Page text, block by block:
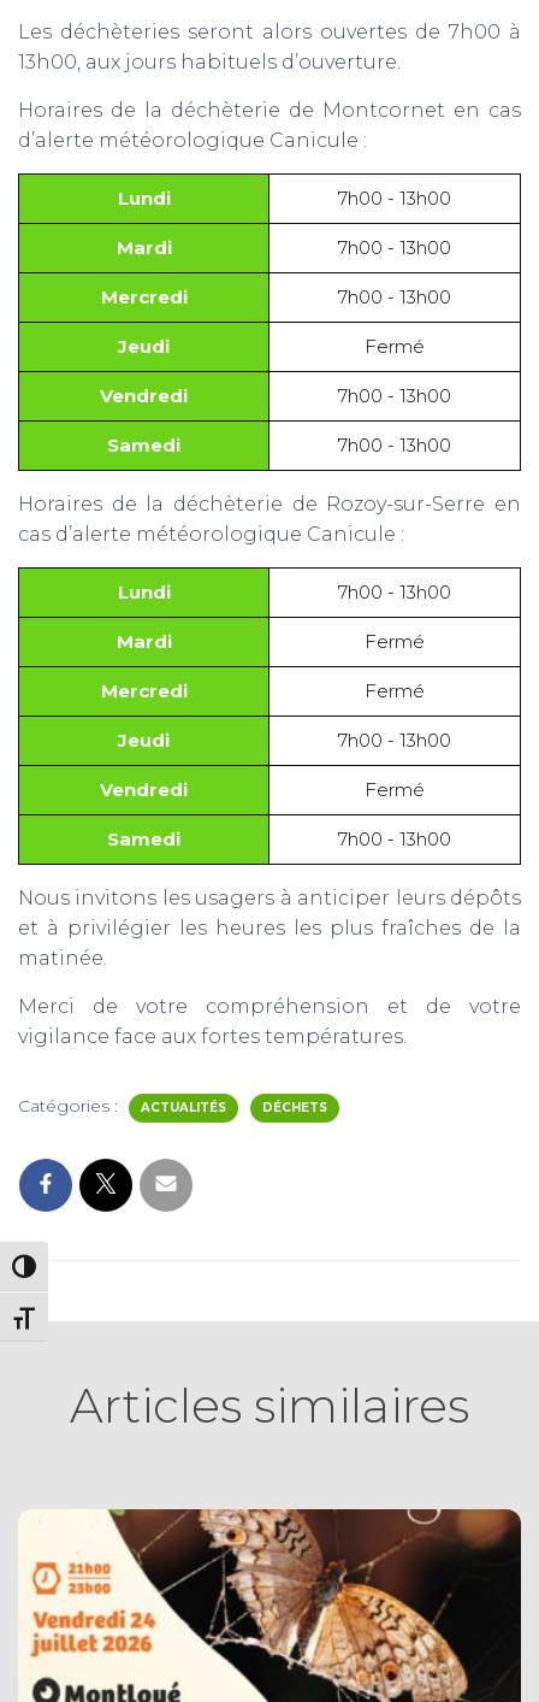
PASSER EN CONTRASTE ÉLEVÉ
CHANGER LA TAILLE DE LA POLICE
Les déchèteries seront alors ouvertes de 7h00 à
13h00, aux jours habituels d’ouverture.
Horaires de la déchèterie de Montcornet en cas
d’alerte météorologique Canicule :
Lundi 7h00 - 13h00
Mardi 7h00 - 13h00
Mercredi 7h00 - 13h00
Jeudi Fermé
Vendredi 7h00 - 13h00
Samedi 7h00 - 13h00
Horaires de la déchèterie de Rozoy-sur-Serre en
cas d’alerte météorologique Canicule :
Lundi 7h00 - 13h00
Mardi Fermé
Mercredi Fermé
Jeudi 7h00 - 13h00
Vendredi Fermé
Samedi 7h00 - 13h00
Nous invitons les usagers à anticiper leurs dépôts
et à privilégier les heures les plus fraîches de la
matinée.
Merci de votre compréhension et de votre
vigilance face aux fortes températures.
Catégories : ACTUALITÉS DÉCHETS
Articles similaires